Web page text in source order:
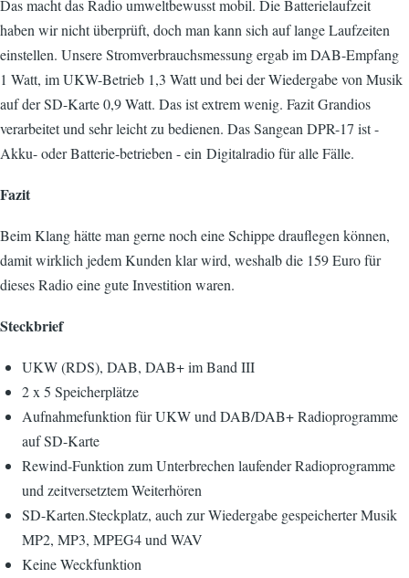
Das macht das Radio umweltbewusst mobil. Die Batterielaufzeit
haben wir nicht überprüft, doch man kann sich auf lange Laufzeiten
einstellen. Unsere Stromverbrauchsmessung ergab im DAB-Empfang
1 Watt, im UKW-Betrieb 1,3 Watt und bei der Wiedergabe von Musik
auf der SD-Karte 0,9 Watt. Das ist extrem wenig. Fazit Grandios
verarbeitet und sehr leicht zu bedienen. Das Sangean DPR-17 ist -
Akku- oder Batterie-betrieben - ein Digitalradio für alle Fälle.
Fazit
Beim Klang hätte man gerne noch eine Schippe drauflegen können,
damit wirklich jedem Kunden klar wird, weshalb die 159 Euro für
dieses Radio eine gute Investition waren.
Steckbrief
UKW (RDS), DAB, DAB+ im Band III
2 x 5 Speicherplätze
Aufnahmefunktion für UKW und DAB/DAB+ Radioprogramme
auf SD-Karte
Rewind-Funktion zum Unterbrechen laufender Radioprogramme
und zeitversetztem Weiterhören
SD-Karten.Steckplatz, auch zur Wiedergabe gespeicherter Musik
MP2, MP3, MPEG4 und WAV
Keine Weckfunktion